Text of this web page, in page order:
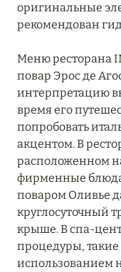
оригинальные
рекомендован
Меню ресторана
повар Эрос де
интерпретацию
время его
попробовать
акцентом. В
расположенном
фирменные
поваром Оливье
круглосуточный
крыше. В спа-
процедуры, такие
использованием